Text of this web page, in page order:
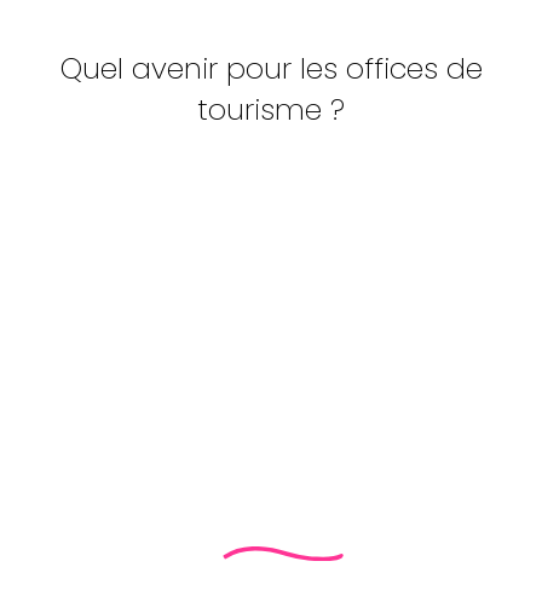
Quel avenir pour les offices de
tourisme ?